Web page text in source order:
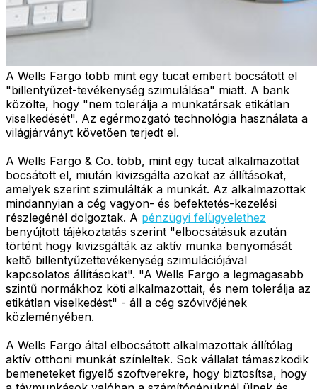
A Wells Fargo több mint egy tucat embert bocsátott el
"billentyűzet-tevékenység szimulálása" miatt. A bank
közölte, hogy "nem tolerálja a munkatársak etikátlan
viselkedését". Az egérmozgató technológia használata a
világjárványt követően terjedt el.
A Wells Fargo & Co. több, mint egy tucat alkalmazottat
bocsátott el, miután kivizsgálta azokat az állításokat,
amelyek szerint szimulálták a munkát. Az alkalmazottak
mindannyian a cég vagyon- és befektetés-kezelési
részlegénél dolgoztak. A pénzügyi felügyelethez
benyújtott tájékoztatás szerint "elbocsátásuk azután
történt hogy kivizsgálták az aktív munka benyomását
keltő billentyűzettevékenység szimulációjával
kapcsolatos állításokat". "A Wells Fargo a legmagasabb
szintű normákhoz köti alkalmazottait, és nem tolerálja az
etikátlan viselkedést" - áll a cég szóvivőjének
közleményében.
A Wells Fargo által elbocsátott alkalmazottak állítólag
aktív otthoni munkát színleltek. Sok vállalat támaszkodik
bemeneteket figyelő szoftverekre, hogy biztosítsa, hogy